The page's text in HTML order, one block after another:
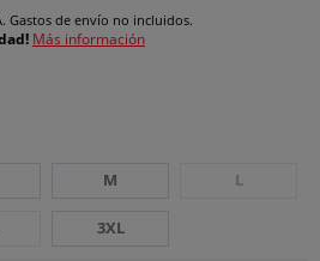
Gastos de envío no incluidos.
Más información
M L
3XL